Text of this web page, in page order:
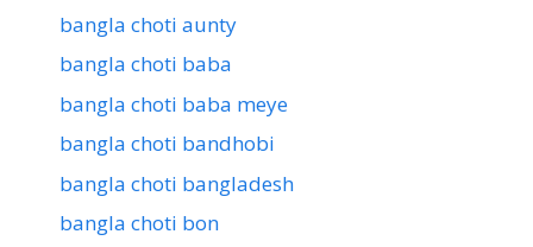
bangla choti aunty
bangla choti baba
bangla choti baba meye
bangla choti bandhobi
bangla choti bangladesh
bangla choti bon